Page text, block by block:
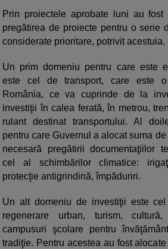
Prin proiectele aprobate luni au fost
pregătirea de proiecte pentru o serie
considerate prioritare, potrivit acestuia.
Un prim domeniu pentru care este
este cel de transport, care este
România, ce va cuprinde de la
investiţii în calea ferată, în metrou,
rulant destinat transportului. Al
pentru care Guvernul a alocat suma
necesară pregătirii documentaţiilor
cel al schimbărilor climatice:
protecţie antigrindină, împăduriri.
Un alt domeniu de investiţii este
regenerare urban, turism, cultură,
campusuri şcolare pentru
tradiţie. Pentru acestea au fost